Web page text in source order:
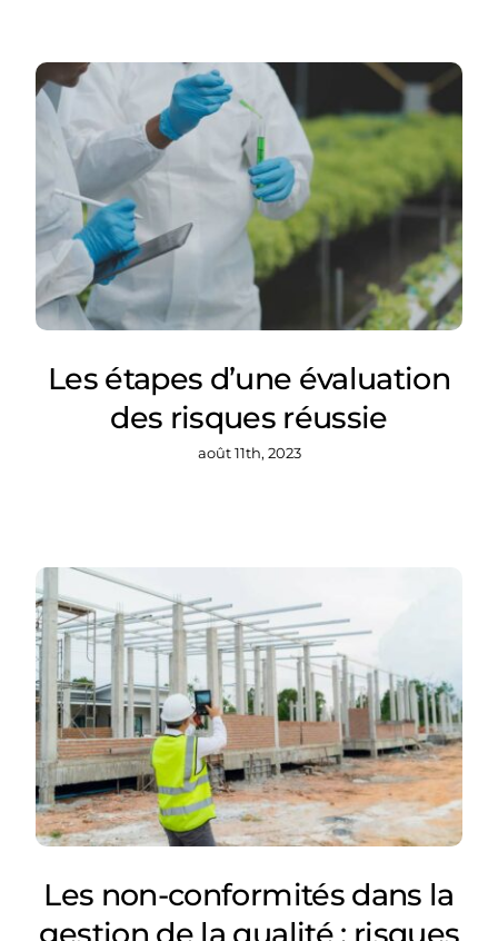
Les étapes d’une évaluation
des risques réussie
août 11th, 2023
Les non-conformités dans la
gestion de la qualité : risques